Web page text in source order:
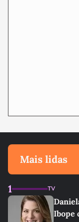
Mais lidas
1 TV
Ibope